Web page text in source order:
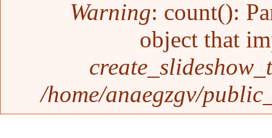
Warning: count():
object that
/home/anaegzgv/